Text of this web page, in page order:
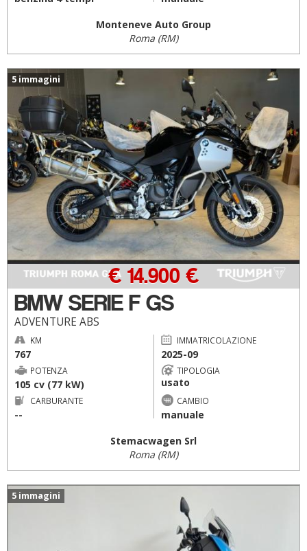
Monteneve Auto Group
Roma (RM)
5 immagini
BMW SERIE F GS
ADVENTURE ABS
€ 14.900 €
KM
767
IMMATRICOLAZIONE
2025-09
POTENZA
105 cv (77 kW)
TIPOLOGIA
usato
CARBURANTE
--
CAMBIO
manuale
Stemacwagen Srl
Roma (RM)
5 immagini